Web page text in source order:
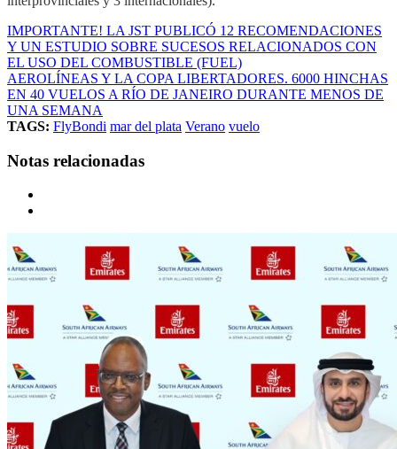
IMPORTANTE! LA JST PUBLICÓ 12 RECOMENDACIONES
Y UN ESTUDIO SOBRE SUCESOS RELACIONADOS CON
EL USO DEL COMBUSTIBLE (FUEL)
AEROLÍNEAS Y LA COPA LIBERTADORES. 6000 HINCHAS
EN 40 VUELOS A RÍO DE JANEIRO DURANTE MENOS DE
UNA SEMANA
TAGS: FlyBondi mar del plata Verano vuelo
Notas relacionadas